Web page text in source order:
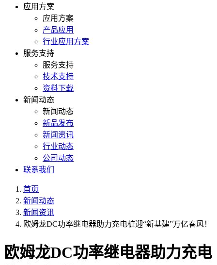
应用方案
应用方案
产品应用
行业应用方案
服务支持
服务支持
技术支持
资料下载
新闻动态
新闻动态
新品发布
新闻资讯
行业动态
公司动态
联系我们
首页
新闻动态
新闻资讯
欧姆龙DC功率继电器助力充电桩迎“新基建”万亿春风！
欧姆龙DC功率继电器助力充电